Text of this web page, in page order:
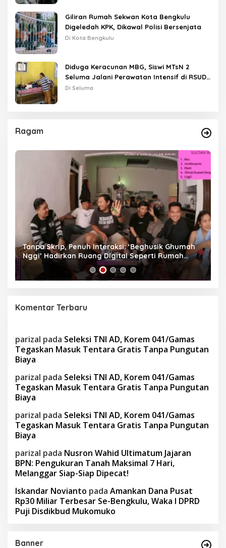
Giliran Rumah Sekwan Kota Bengkulu
Digeledah KPK, Dikawal Polisi Bersenjata
Di Kota Bengkulu
Diduga Keracunan MBG, Siswi MTsN 2
Seluma Jalani Perawatan Intensif di RSUD
Tais
Di Seluma
Ragam
Tanpa Skrip, Penuh Interaksi: ‘Beghusik Ghumah
Nggi’ Hadirkan Ruang Digital Seperti Rumah
Sendiri
Komentar Terbaru
parizal pada Seleksi TNI AD, Korem 041/Gamas
Tegaskan Masuk Tentara Gratis Tanpa Pungutan
Biaya
parizal pada Seleksi TNI AD, Korem 041/Gamas
Tegaskan Masuk Tentara Gratis Tanpa Pungutan
Biaya
parizal pada Seleksi TNI AD, Korem 041/Gamas
Tegaskan Masuk Tentara Gratis Tanpa Pungutan
Biaya
parizal pada Nusron Wahid Ultimatum Jajaran
BPN: Pengukuran Tanah Maksimal 7 Hari,
Melanggar Siap-Siap Dipecat!
Iskandar Novianto pada Amankan Dana Pusat
Rp30 Miliar Terbesar Se-Bengkulu, Waka I DPRD
Puji Disdikbud Mukomuko
Banner